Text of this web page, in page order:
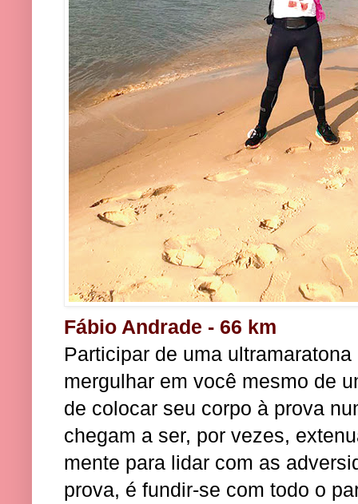
Fábio Andrade - 66 km
Participar de uma
mergulhar em você mesmo de
de colocar seu corpo à prova
chegam a ser, por vezes,
mente para lidar com as
prova, é fundir-se com todo o